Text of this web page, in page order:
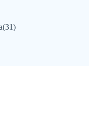
(31)